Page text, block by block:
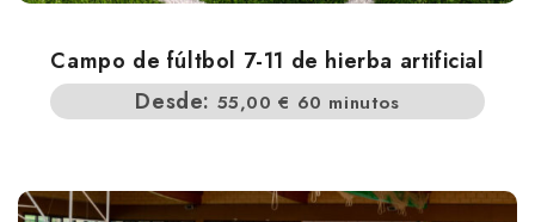
Campo de fúltbol 7-11 de hierba artificial
Desde: 55,00€ 60 minutos